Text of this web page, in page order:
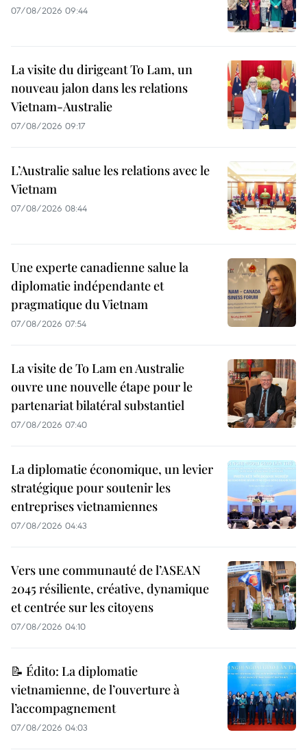
07/08/2026 09:44
La visite du dirigeant To Lam, un
nouveau jalon dans les relations
Vietnam-Australie
07/08/2026 09:17
L’Australie salue les relations avec le
Vietnam
07/08/2026 08:44
Une experte canadienne salue la
diplomatie indépendante et
pragmatique du Vietnam
07/08/2026 07:54
La visite de To Lam en Australie
ouvre une nouvelle étape pour le
partenariat bilatéral substantiel
07/08/2026 07:40
La diplomatie économique, un levier
stratégique pour soutenir les
entreprises vietnamiennes
07/08/2026 04:43
Vers une communauté de l’ASEAN
2045 résiliente, créative, dynamique
et centrée sur les citoyens
07/08/2026 04:10
📝 Édito: La diplomatie
vietnamienne, de l’ouverture à
l’accompagnement
07/08/2026 04:03